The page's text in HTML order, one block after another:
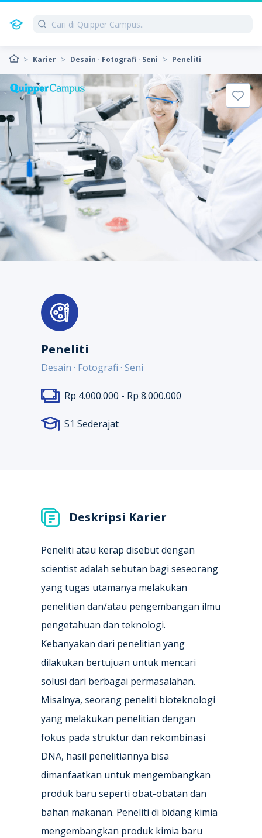
Karier Desain · Fotografi · Seni Peneliti
Peneliti
Desain · Fotografi · Seni
Rp 4.000.000 - Rp 8.000.000
S1 Sederajat
Deskripsi Karier
Peneliti atau kerap disebut dengan
scientist adalah sebutan bagi seseorang
yang tugas utamanya melakukan
penelitian dan/atau pengembangan ilmu
pengetahuan dan teknologi.
Kebanyakan dari penelitian yang
dilakukan bertujuan untuk mencari
solusi dari berbagai permasalahan.
Misalnya, seorang peneliti bioteknologi
yang melakukan penelitian dengan
fokus pada struktur dan rekombinasi
DNA, hasil penelitiannya bisa
dimanfaatkan untuk mengembangkan
produk baru seperti obat-obatan dan
bahan makanan. Peneliti di bidang kimia
mengembangkan produk kimia baru